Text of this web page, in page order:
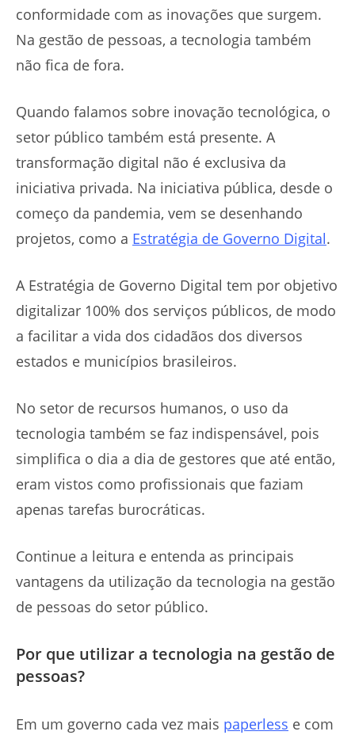
conformidade com as inovações que surgem.
Na gestão de pessoas, a tecnologia também
não fica de fora.
Quando falamos sobre inovação tecnológica, o
setor público também está presente. A
transformação digital não é exclusiva da
iniciativa privada. Na iniciativa pública, desde o
começo da pandemia, vem se desenhando
projetos, como a Estratégia de Governo Digital.
A Estratégia de Governo Digital tem por objetivo
digitalizar 100% dos serviços públicos, de modo
a facilitar a vida dos cidadãos dos diversos
estados e municípios brasileiros.
No setor de recursos humanos, o uso da
tecnologia também se faz indispensável, pois
simplifica o dia a dia de gestores que até então,
eram vistos como profissionais que faziam
apenas tarefas burocráticas.
Continue a leitura e entenda as principais
vantagens da utilização da tecnologia na gestão
de pessoas do setor público.
Por que utilizar a tecnologia na gestão de
pessoas?
Em um governo cada vez mais paperless e com